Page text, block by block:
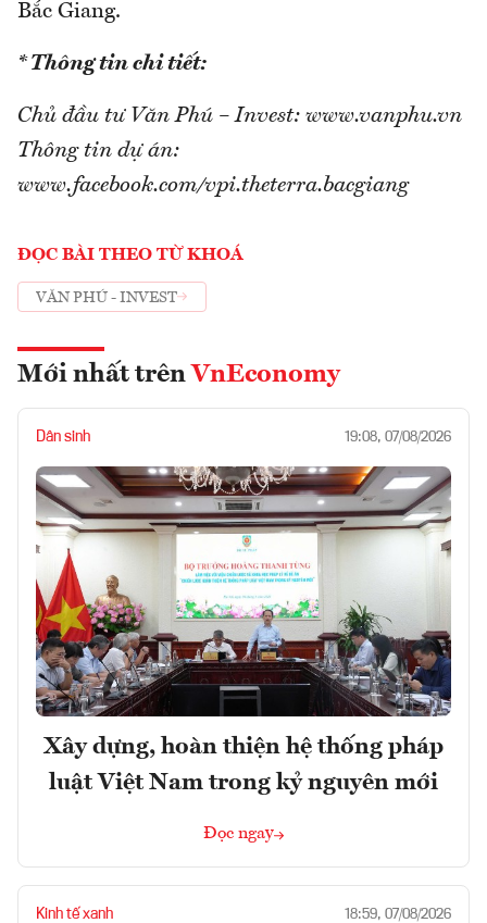
Bắc Giang.
* Thông tin chi tiết:
Chủ đầu tư Văn Phú – Invest: www.vanphu.vn
Thông tin dự án:
www.facebook.com/vpi.theterra.bacgiang
ĐỌC BÀI THEO TỪ KHOÁ
VĂN PHÚ - INVEST
Mới nhất trên VnEconomy
Dân sinh 19:08, 07/08/2026
Xây dựng, hoàn thiện hệ thống pháp
luật Việt Nam trong kỷ nguyên mới
Đọc ngay
Kinh tế xanh 18:59, 07/08/2026